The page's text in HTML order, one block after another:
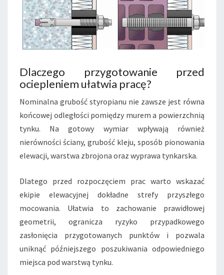
Dlaczego przygotowanie przed
ociepleniem ułatwia pracę?
Nominalna grubość styropianu nie zawsze jest równa
końcowej odległości pomiędzy murem a powierzchnią
tynku. Na gotowy wymiar wpływają również
nierówności ściany, grubość kleju, sposób pionowania
elewacji, warstwa zbrojona oraz wyprawa tynkarska.
Dlatego przed rozpoczęciem prac warto wskazać
ekipie elewacyjnej dokładne strefy przyszłego
mocowania. Ułatwia to zachowanie prawidłowej
geometrii, ogranicza ryzyko przypadkowego
zasłonięcia przygotowanych punktów i pozwala
uniknąć późniejszego poszukiwania odpowiedniego
miejsca pod warstwą tynku.